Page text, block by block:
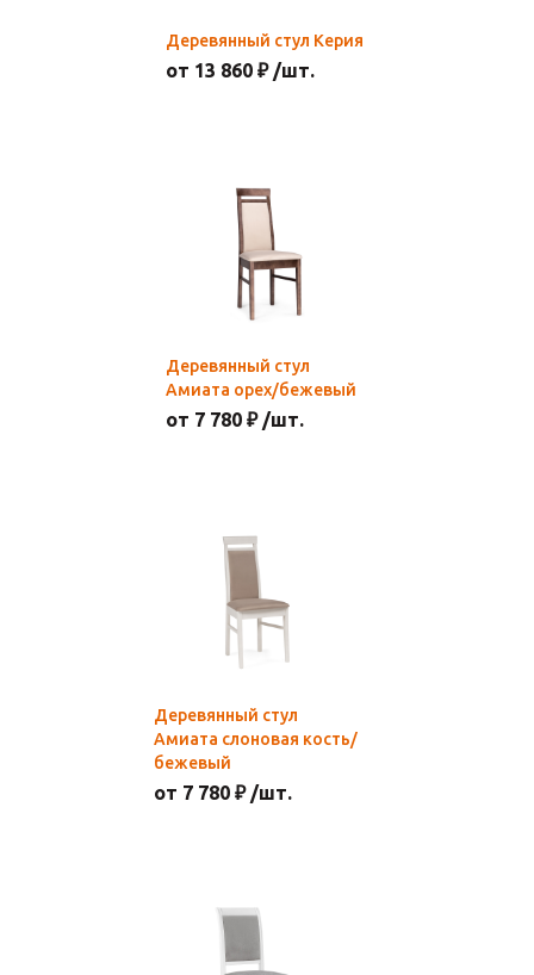
Деревянный стул Керия
от 13 860 ₽ /шт.
Деревянный стул
Амиата орех/бежевый
от 7 780 ₽ /шт.
Деревянный стул
Амиата слоновая кость/
бежевый
от 7 780 ₽ /шт.